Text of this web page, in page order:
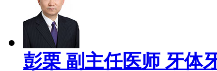
彭栗 副主任医师 牙体